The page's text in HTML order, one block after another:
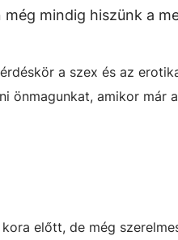
mindig hiszünk a
a szex és az
önmagunkat, amikor már
előtt, de még